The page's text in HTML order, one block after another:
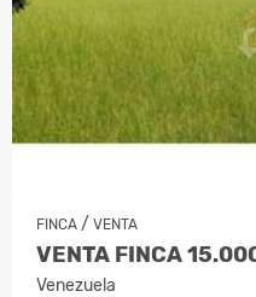
FINCA / VENTA
VENTA FINCA
Venezuela